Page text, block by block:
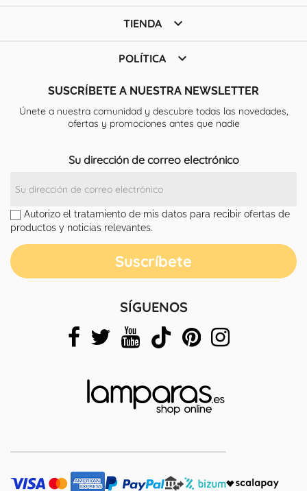
TIENDA 
POLÍTICA 
SUSCRÍBETE A NUESTRA NEWSLETTER
Únete a nuestra comunidad y descubre todas las novedades,
ofertas y promociones antes que nadie
Su dirección de correo electrónico
Autorizo el tratamiento de mis datos para recibir ofertas de
productos y noticias relevantes.
SÍGUENOS